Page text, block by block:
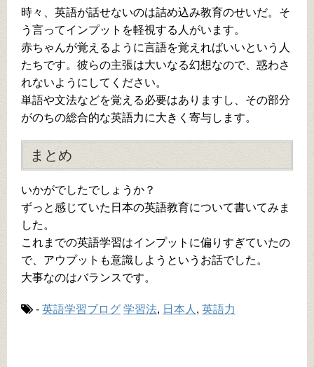
時々、英語が話せないのは詰め込み教育のせいだ。そ
う言ってインプットを軽視する人がいます。
赤ちゃんが覚えるように言語を覚えればいいという人
たちです。彼らの主張は大いなる幻想なので、惑わさ
れないようにしてください。
単語や文法などを覚える必要はありますし、その部分
がのちの総合的な英語力に大きく寄与します。
まとめ
いかがでしたでしょうか？
ずっと感じていた日本の英語教育について書いてみま
した。
これまでの英語学習はインプットに偏りすぎていたの
で、アウプットも意識しようというお話でした。
大事なのはバランスです。
- 英語学習ブログ 学習法, 日本人 , 英語力